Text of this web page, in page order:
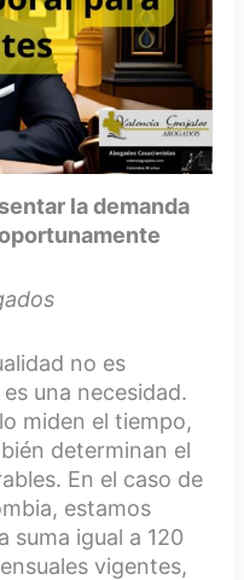
la demanda
no es
una necesidad.
miden el tiempo,
determinan el
En el caso de
estamos
suma igual a 120
vigentes,